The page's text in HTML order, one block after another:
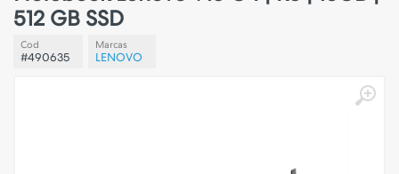
512 GB SSD
Cod
#490635
Marcas
LENOVO